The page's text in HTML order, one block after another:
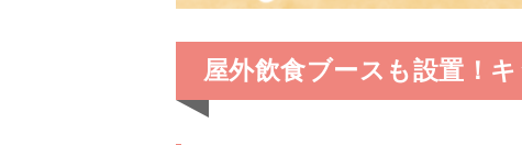
屋外飲食ブースも設置！